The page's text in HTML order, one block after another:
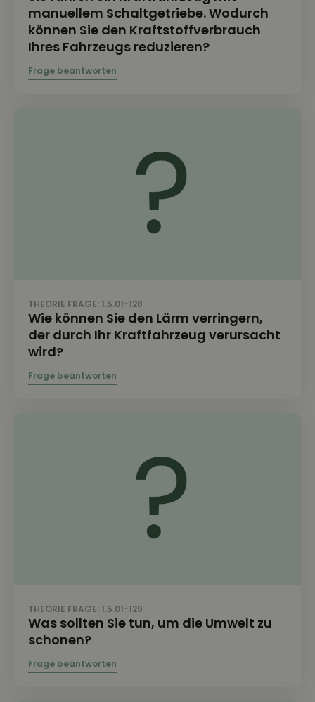
manuellem Schaltgetriebe. Wodurch
können Sie den Kraftstoffverbrauch
Ihres Fahrzeugs reduzieren?
THEORIE FRAGE: 1.5.01-128
Wie können Sie den Lärm verringern,
der durch Ihr Kraftfahrzeug verursacht
wird?
THEORIE FRAGE: 1.5.01-129
Was sollten Sie tun, um die Umwelt zu
schonen?